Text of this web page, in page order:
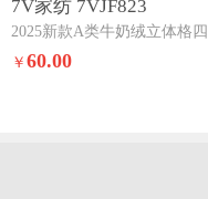
7V家纺 7VJF823
￥60.00